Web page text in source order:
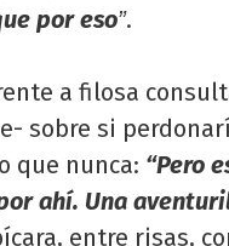
por eso”.
a filosa
sobre si
que nunca: “Pero
ahí. Una
entre risas,